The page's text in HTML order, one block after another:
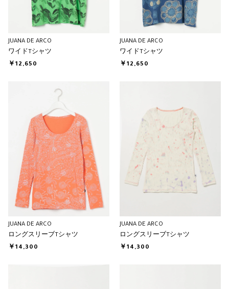
JUANA DE ARCO
ワイドTシャツ
￥12,650
JUANA DE ARCO
ワイドTシャツ
￥12,650
JUANA DE ARCO
ロングスリーブTシャツ
￥14,300
JUANA DE ARCO
ロングスリーブTシャツ
￥14,300